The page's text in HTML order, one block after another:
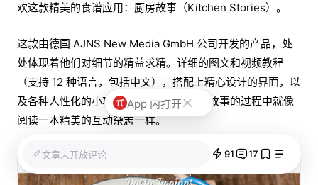
欢这款精美的食谱应用：厨房故事（Kitchen Stories）。
这款由德国 AJNS New Media GmbH 公司开发的产品，处
处体现着他们对细节的精益求精。详细的图文和视频教程
（支持 12 种语言，包括中文），搭配上精心设计的界面，以
及各种人性化的小功能，让你在使用厨房故事的过程中就像
阅读一本精美的互动杂志一样。
文章未开放评论 91 17
App 内打开